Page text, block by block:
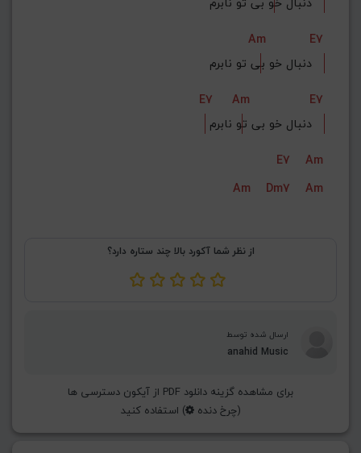
Am
E7
دنبال خو ب
E7
Am
E7
دنبال خو بی ت
E7
Am
Am
Dm7 Am
از نظر شما آکورد بالا چند ستاره دارد؟
ارسال شده توسط
anahid Music
برای مشاهده گزینه دانلود PDF از آیکون دسترسی ها
(چرخ دنده ) استفاده کنید